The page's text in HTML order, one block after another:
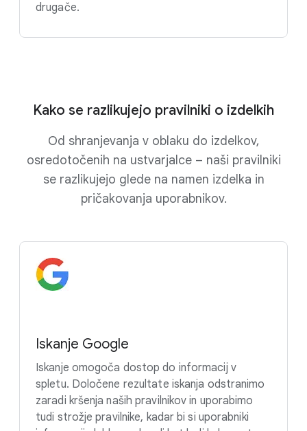
drugače.
Kako se razlikujejo pravilniki o izdelkih
Od shranjevanja v oblaku do izdelkov,
osredotočenih na ustvarjalce – naši pravilniki
se razlikujejo glede na namen izdelka in
pričakovanja uporabnikov.
Iskanje Google
Iskanje omogoča dostop do informacij v
spletu. Določene rezultate iskanja odstranimo
zaradi kršenja naših pravilnikov in uporabimo
tudi strožje pravilnike, kadar bi si uporabniki